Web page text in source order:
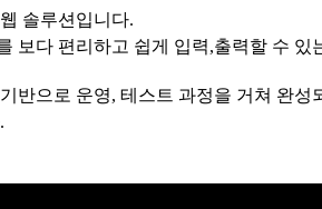
솔루션입니다.
보다 편리하고 쉽게 입력,출력할 수 있
반으로 운영, 테스트 과정을 거쳐 완성